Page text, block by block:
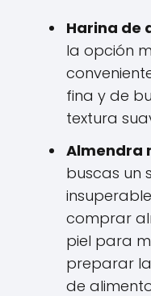
Harina de
la opción
fina y de
textura
Almendra
buscas un
comprar
piel para
preparar
de